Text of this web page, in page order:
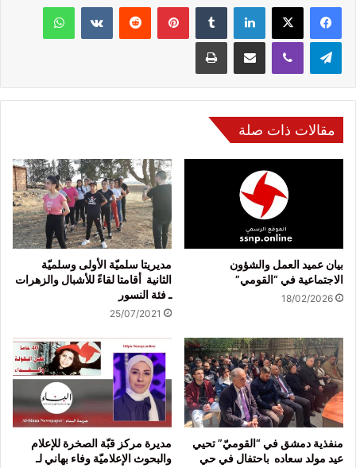
فيسبوك لينكدإن بينتيريست
مقالات ذات صلة
بيان عميد العمل والشؤون
الاجتماعية في “القومي”
18/02/2026
مديريتا سلميّة الأولى وسلميّة
الثانية أقامتا لقاءً للأشبال والزهرات
ـ فئة النسور
25/07/2021
منفذية دمشق في “القوميّ” تحيي
عيد مولد سعاده باحتفال في حي
مديرة مركز قبّة الصخرة للإعلام
والبحوث الإعلاميّة وفاء بهاني لـ